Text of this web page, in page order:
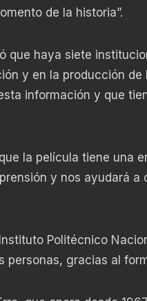
de la historia”.
que haya siete
y en la producción
información y que
la película tiene una
y nos ayudará
Politécnico
personas, gracias al